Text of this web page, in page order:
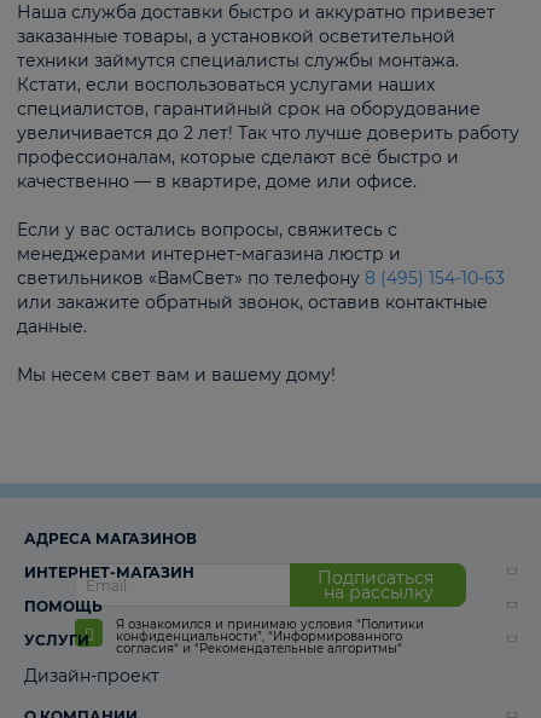
Наша служба доставки быстро и аккуратно привезет
заказанные товары, а установкой осветительной
техники займутся специалисты службы монтажа.
Кстати, если воспользоваться услугами наших
специалистов, гарантийный срок на оборудование
увеличивается до 2 лет! Так что лучше доверить работу
профессионалам, которые сделают всё быстро и
качественно — в квартире, доме или офисе.
Если у вас остались вопросы, свяжитесь с
менеджерами интернет-магазина люстр и
светильников «ВамСвет» по телефону 8 (495) 154-10-63
или закажите обратный звонок, оставив контактные
данные.
Мы несем свет вам и вашему дому!
Подписаться
на рассылку
Я ознакомился и принимаю условия “Политики
конфиденциальности”, “Информированного
согласия“ и “Рекомендательные алгоритмы“
АДРЕСА МАГАЗИНОВ
ИНТЕРНЕТ-МАГАЗИН
ПОМОЩЬ
УСЛУГИ
Дизайн-проект